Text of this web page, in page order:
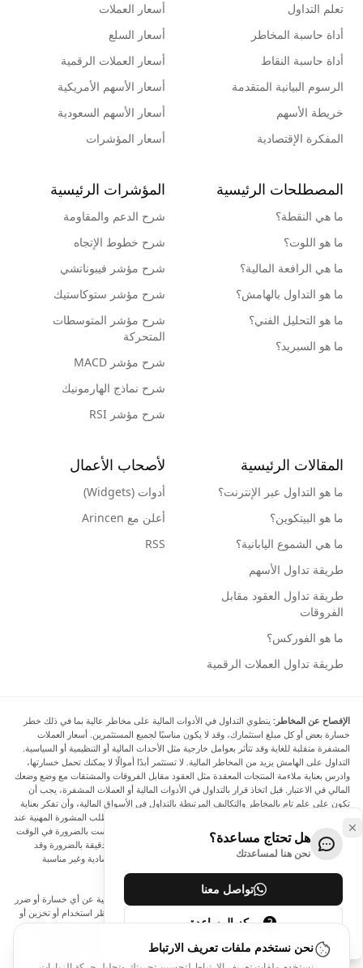
تعلم التداول
أداة حاسبة المخاطر
أداة حاسبة النقاط
الرسوم البيانية المتقدمة
خريطة الأسهم
المفكرة الإقتصادية
أسعار العملات
أسعار السلع
أسعار العملات الرقمية
أسعار الأسهم الأمريكية
أسعار الأسهم السعودية
أسعار المؤشرات
المصطلحات الرئيسية
ما هي النقطة؟
ما هو اللوت؟
ما هي الرافعة المالية؟
ما هو التداول بالهامش؟
ما هو التحليل الفني؟
ما هو السبريد؟
المؤشرات الرئيسية
شرح الدعم والمقاومة
شرح خطوط الإتجاه
شرح مؤشر فيبوناتشي
شرح مؤشر ستوكاستيك
شرح مؤشر المتوسطات
المتحركة
شرح مؤشر MACD
شرح نماذج الهارمونيك
شرح مؤشر RSI
المقالات الرئيسية
ما هو التداول عبر الإنترنت؟
ما هو البيتكوين؟
ما هي الشموع اليابانية؟
طريقة تداول الأسهم
طريقة تداول العقود مقابل
الفروقات
ما هو الفوركس؟
طريقة تداول العملات الرقمية
لأصحاب الأعمال
أدوات (Widgets)
أعلن مع Arincen
RSS
الإفصاح عن المخاطر: ينطوي التداول في الأدوات المالية على مخاطر عالية بما في ذلك خطر
خسارة بعض أو كل مبلغ استثمارك، وقد لا يكون مناسبًا لجميع المستثمرين. أسعار العملات
المشفرة متقلبة للغاية وقد تتأثر بعوامل خارجية مثل الأحداث المالية أو التنظيمية أو السياسية.
التداول على الهامش يزيد من المخاطر المالية. لا تستثمر أبدًا أموالًا لا يمكنك تحمل خسارتها،
وادرس بعناية ملاءمة المنتجات المعقدة مثل العقود مقابل الفروقات والمشتقات مع وضع وضعك
المالي في الاعتبار. قبل اتخاذ قرار بالتداول في الأدوات المالية أو العملات المشفرة، يجب أن
تكون على علم تام بالمخاطر والتكاليف المرتبطة بالتداول في الأسواق المالية، وأن تفكر بعناية
في أهدافك الاستثمارية ومستوى خبرتك ورغبتك في المخاطرة، وأن تطلب المشورة المهنية عند
الحاجة. تود Arincen أن تذكرك بأن البيانات الواردة في هذا الموقع ليست بالضرورة في الوقت
الفعلي وليست دقيقة. البيانات والأسعار الموجودة على الموقع ليست دقيقة بالضرورة وقد
تختلف عن السعر الفعلي في أي سوق معينة، مما يعني أن الأسعار إرشادية وغير مناسبة
لأغراض التداول.
لن يتحمل Arincen وأي مزود للبيانات الواردة في هذا الموقع المسؤولية عن أي خسارة أو ضرر
نتيجة لتداولك، أو اعتمادك على المعلومات الواردة في هذا الموقع. يحظر استخدام أو تخزين أو
إعادة إنتاج أو عرض أو تعديل أو نقل أو توزيع البيانات الموجودة في هذا الموقع دون الحصول
على إذن كتابي صريح مسبق من Arincen و/أو مزود البيانات. جميع حقوق الملكية الفكرية
محفوظة من قبل مقدمي الخدمة و/أو البورصة التي تقدم البيانات الواردة في هذا الموقع. قد
هل تحتاج مساعدة؟
نحن هنا لمساعدتك
تواصل معنا
مركز المساعدة
نحن نستخدم ملفات تعريف الارتباط